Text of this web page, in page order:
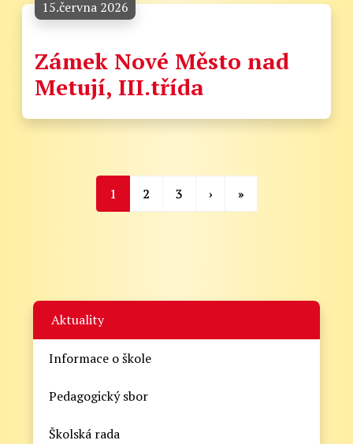
15.června 2026
Zámek Nové Město nad
Metují, III.třída
1 2 3 › »
Aktuality
Informace o škole
Pedagogický sbor
Školská rada